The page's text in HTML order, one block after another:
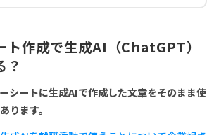
ト作成で生成AI（ChatGPT）
？
シートに生成AIで作成した文章をそのまま使
ります。